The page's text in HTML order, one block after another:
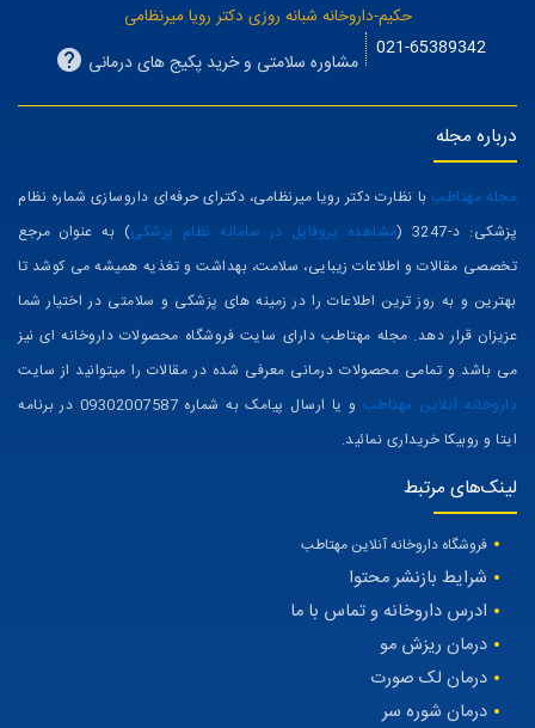
حکیم-داروخانه شبانه روزی دکتر رویا میرنظامی
021-65389342
مشاوره سلامتی و خرید پکیج های درمانی
درباره مجله
مجله مهتاطببا نظارت دکتر رویا میرنظامی، دکترای حرفه‌ای داروسازی شماره نظام
پزشکی: د-3247 (
مشاهده پروفایل در سامانه نظام پزشکی) به عنوان مرجع
تخصصی مقالات و اطلاعات زیبایی، سلامت، بهداشت و تغذیه همیشه می کوشد تا
بهترین و به روز ترین اطلاعات را در زمینه های پزشکی و سلامتی در اختیار شما
عزیزان قرار دهد. مجله مهتاطب دارای سایت فروشگاه محصولات داروخانه ای نیز
می باشد و تمامی محصولات درمانی معرفی شده در مقالات را میتوانید از سایت
داروخانه آنلاین مهتاطب
و یا ارسال پیامک به شماره 09302007587 در برنامه
ایتا و روبیکا خریداری نمائید.
لینک‌های مرتبط
فروشگاه داروخانه آنلاین مهتاطب
شرایط بازنشر محتوا
ادرس داروخانه و تماس با ما
درمان ریزش مو
درمان لک صورت
درمان شوره سر